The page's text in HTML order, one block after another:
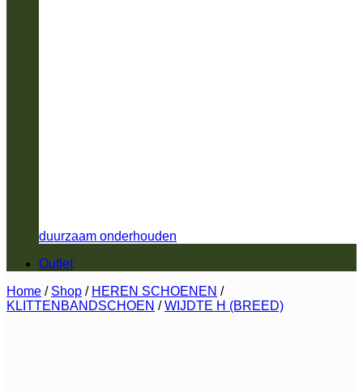
duurzaam onderhouden
Outlet
Home / Shop / HEREN SCHOENEN /
KLITTENBANDSCHOEN / WIJDTE H (BREED)